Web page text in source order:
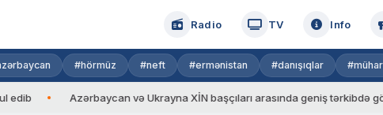
Radio TV Info
#hörmüz #neft #ermənistan #danışıqlar
Azərbaycan və Ukrayna XİN başçıları arasında geniş tərkibdə görüş